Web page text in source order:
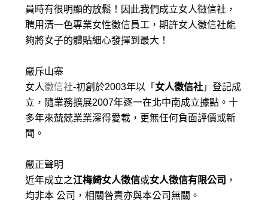
員時有很明顯的放鬆！因此我們成立女人徵信社，
聘用清一色專業女性徵信員工，期許女人徵信社能
夠將女子的體貼細心發揮到最大 ！
嚴斥山寨
女人徵信社-初創於2003年以「 女人徵信社 」登記成
立，隨業務擴展2007年逐一在北中南成立據點。十
多年來兢兢業業深得愛載，更無任何負面評價或新
聞。
嚴正聲明
近年成立之江梅綺女人徵信或女人徵信有限公司 ，
均非本 公司，相關咎責亦與本公司無關。